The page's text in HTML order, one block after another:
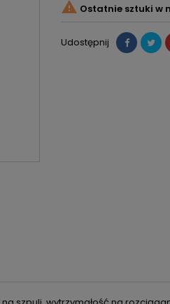
 Ostatnie sztuki w
Udostępnij